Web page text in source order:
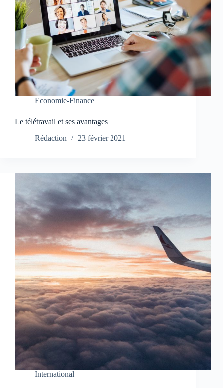
Economie-Finance
Le télétravail et ses avantages
Rédaction
23 février 2021
International